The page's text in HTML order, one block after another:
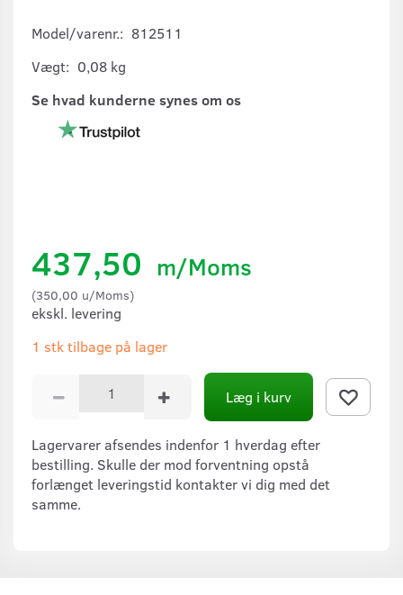
Model/varenr.: 812511
Vægt: 0,08 kg
Se hvad kunderne synes om os
437,50 m/Moms
(350,00 u/Moms)
ekskl. levering
1 stk tilbage på lager
Læg i kurv
Lagervarer afsendes indenfor 1 hverdag efter
bestilling. Skulle der mod forventning opstå
forlænget leveringstid kontakter vi dig med det
samme.